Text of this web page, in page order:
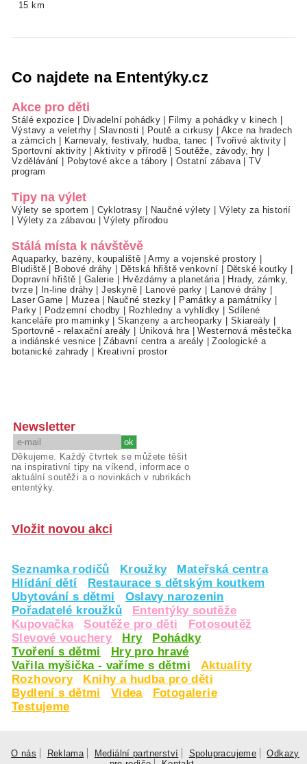
15 km
Co najdete na Ententýky.cz
Akce pro děti
Stálé expozice Divadelní pohádky Filmy a pohádky v kinech
Výstavy a veletrhy|Slavnosti Poutě a cirkusy
Akce na hradech
a zámcích
Karnevaly, festivaly, hudba, tanec Tvořivé aktivity
Sportovní aktivity|Aktivity v přírodě |Soutěže, závody, hry
Vzdělávání
Pobytové akce a tábory Ostatní zábava |TV
program
Tipy na výlet
Výlety se sportem Cyklotrasy Naučné výlety
Výlety za historií
Výlety za zábavou |Výlety přírodou
Stálá místa k návštěvě
Aquaparky, bazény, koupaliště |Army a vojenské prostory
Bludiště
Bobové dráhy Dětská hřiště venkovní Dětské koutky
Dopravní hřiště
Galerie Hvězdárny a planetária
Hrady, zámky,
tvrze| In-line dráhy |Jeskyně| Lanové parky Lanové dráhy
Laser Game
Muzea| Naučné stezky Památky a památníky
Parky| Podzemní chodby Rozhledny a vyhlídky
Sdílené
kanceláře pro maminky |Skanzeny a archeoparky Skiareály
Sportovně - relaxační areály
Úniková hra |Westernová městečka
a indiánské vesnice |Zábavní centra a areály |Zoologické a
botanické zahrady
Kreativní prostor
Newsletter
Děkujeme. Každý čtvrtek se můžete těšit
na inspirativní tipy na víkend, informace o
aktuální soutěži a o novinkách v rubrikách
ententýky.
Vložit novou akci
Seznamka rodičů Kroužky
Mateřská centra
Hlídání dětí
Restaurace s dětským koutkem
Ubytování s dětmi
Oslavy narozenin
Pořadatelé kroužků
Ententýky soutěže
Kupovačka
Soutěže pro děti
Fotosoutěž
Slevové vouchery
Hry
Pohádky
Tvoření s dětmi
Hry pro hravé
Vařila myšička - vaříme s dětmi
Aktuality
Rozhovory
Knihy a hudba pro děti
Bydlení s dětmi
Videa
Fotogalerie
Testujeme
O nás Reklama Mediální partnerství Spolupracujeme
Odkazy